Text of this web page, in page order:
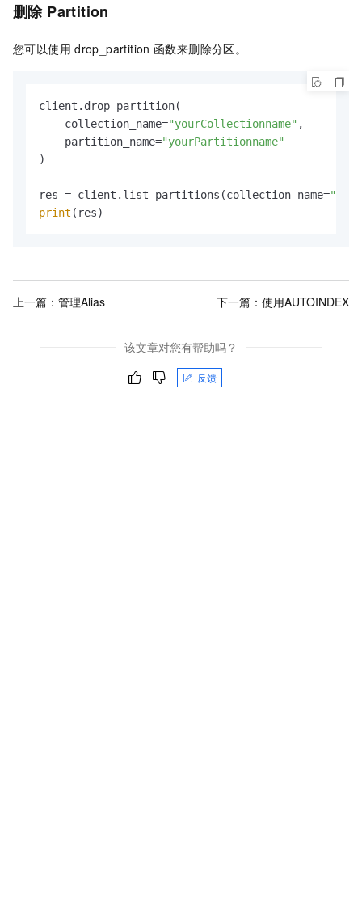
删除 Partition
您可以使用 drop_partition 函数来删除分区。
client.drop_partition(
    collection_name=
"yourCollectionname" ,
    partition_name=
"yourPartitionname"
)
res = client.list_partitions(collection_name=
print
上一篇： 管理Alias 下一篇： 使用AUTOINDEX
该文章对您有帮助吗？
反馈